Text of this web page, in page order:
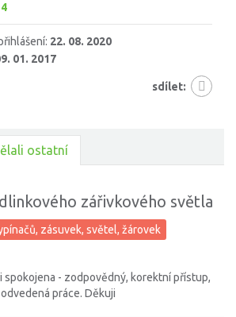
4
22. 08. 2020
01. 2017
sdílet:
ostatní
zářivkového světla
zásuvek, světel, žárovek
spokojena - zodpovědný, korektní přístup,
práce. Děkuji